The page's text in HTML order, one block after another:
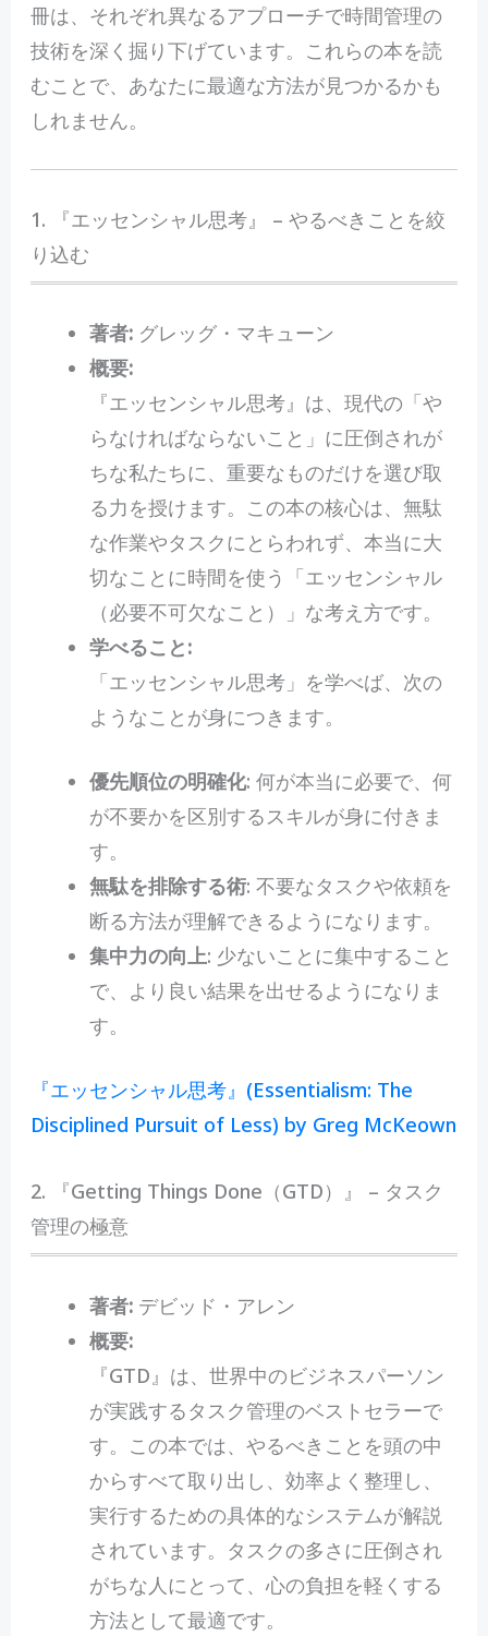
冊は、それぞれ異なるアプローチで時間管理の
技術を深く掘り下げています。これらの本を読
むことで、あなたに最適な方法が見つかるかも
しれません。
1. 『エッセンシャル思考』 – やるべきことを絞
り込む
著者:グレッグ・マキューン
概要:
『エッセンシャル思考』は、現代の「や
らなければならないこと」に圧倒されが
ちな私たちに、重要なものだけを選び取
る力を授けます。この本の核心は、無駄
な作業やタスクにとらわれず、本当に大
切なことに時間を使う「エッセンシャル
（必要不可欠なこと）」な考え方です。
学べること:
「エッセンシャル思考」を学べば、次の
ようなことが身につきます。
優先順位の明確化: 何が本当に必要で、何
が不要かを区別するスキルが身に付きま
す。
無駄を排除する術: 不要なタスクや依頼を
断る方法が理解できるようになります。
集中力の向上: 少ないことに集中すること
で、より良い結果を出せるようになりま
す。
『エッセンシャル思考』(Essentialism: The
Disciplined Pursuit of Less) by Greg McKeown
2. 『Getting Things Done（GTD）』 – タスク
管理の極意
著者:デビッド・アレン
概要:
『GTD』は、世界中のビジネスパーソン
が実践するタスク管理のベストセラーで
す。この本では、やるべきことを頭の中
からすべて取り出し、効率よく整理し、
実行するための具体的なシステムが解説
されています。タスクの多さに圧倒され
がちな人にとって、心の負担を軽くする
方法として最適です。